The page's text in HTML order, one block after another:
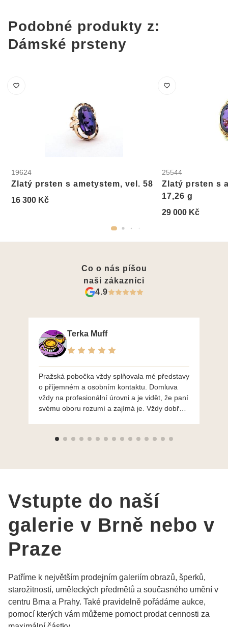
Podobné produkty z:
Dámské prsteny
19624
Zlatý prsten s ametystem, vel. 58
16 300 Kč
25544
Zlatý prsten s
17,26 g
29 000 Kč
Co o nás píšou
naši zákazníci
4.9
Terka Muff
Pražská pobočka vždy splňovala mé představy
o příjemném a osobním kontaktu. Domluva
vždy na profesionální úrovni a je vidět, že paní
svému oboru rozumí a zajímá je. Vždy dobře a
výběru, jak už bylo napsáno - na požádání
Vstupte do naší
galerie v Brně nebo v
Praze
Patříme k největším prodejním galeriím obrazů, šperků,
starožitností, uměleckých předmětů a současného umění v
centru Brna a Prahy. Také pravidelně pořádáme aukce,
pomocí kterých vám můžeme pomoct prodat cennosti za